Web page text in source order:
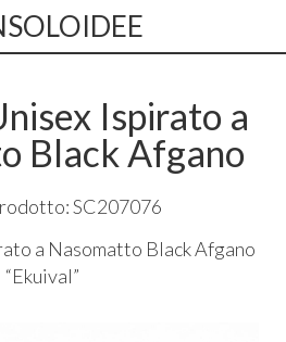
Ispirato a
Black Afgano
SC207076
a Nasomatto Black Afgano
“Ekuival”